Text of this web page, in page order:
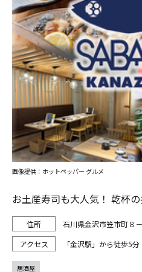
お土産寿司も大人気！ 乾杯
石川県金沢市笠市町８
「金沢駅」から徒歩5分
画像提供：ホットペッパー グルメ
居酒屋